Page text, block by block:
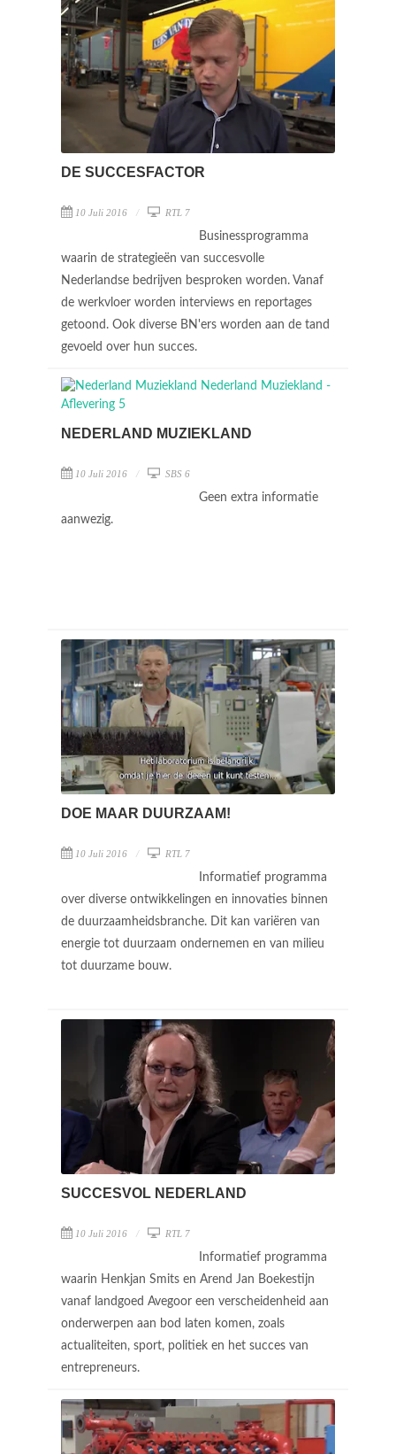
DE SUCCESFACTOR
10 Juli 2016 RTL 7
Businessprogramma
waarin de strategieën van succesvolle
Nederlandse bedrijven besproken worden. Vanaf
de werkvloer worden interviews en reportages
getoond. Ook diverse BN'ers worden aan de tand
gevoeld over hun succes.
NEDERLAND MUZIEKLAND
10 Juli 2016 SBS 6
Geen extra informatie
aanwezig.
DOE MAAR DUURZAAM!
10 Juli 2016 RTL 7
Informatief programma
over diverse ontwikkelingen en innovaties binnen
de duurzaamheidsbranche. Dit kan variëren van
energie tot duurzaam ondernemen en van milieu
tot duurzame bouw.
SUCCESVOL NEDERLAND
10 Juli 2016 RTL 7
Informatief programma
waarin Henkjan Smits en Arend Jan Boekestijn
vanaf landgoed Avegoor een verscheidenheid aan
onderwerpen aan bod laten komen, zoals
actualiteiten, sport, politiek en het succes van
entrepreneurs.